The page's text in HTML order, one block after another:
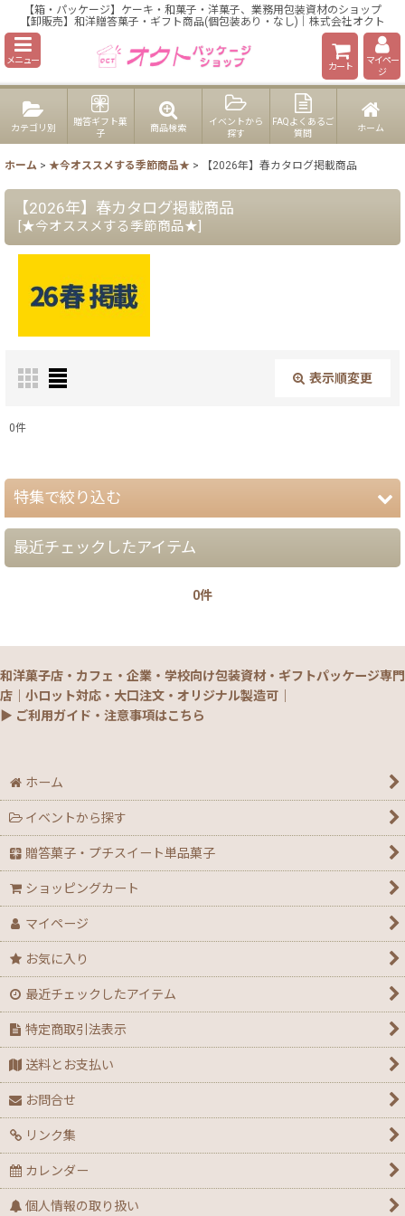
【箱・パッケージ】ケーキ・和菓子・洋菓子、業務用包装資材のショップ
【卸販売】和洋贈答菓子・ギフト商品(個包装あり・なし)｜株式会社オクト
メニュー
カート
マイペー
ジ
カテゴリ別
贈答ギフト菓
子
商品検索
イベントから
探す
FAQよくあるご
質問
ホーム
ホーム > ★今オススメする季節商品★ > 【2026年】春カタログ掲載商品
【2026年】春カタログ掲載商品
[★今オススメする季節商品★]
表示順変更
在庫あり
並び順:
絞り込む
0件
特集で絞り込む
【夏】さわやかパッケージ
【銘菓撰29・秋冬】洋菓子ギフト（贈答）
【銘菓撰29・秋冬】菓子単品・プチギフト
【秋】秋のおすすめパッケージ
【ハロウィン】★全力応援★グッズ★
【アウトレット】ハロウィン
【２０２６年】クリスマスデコ箱・ノエル箱・トレー
【クリスマス】ミニデコ箱トレー付き＜3号 4号 4.5
【クリスマス】ノエル箱
【クリスマス】★全力応援！X’masグッズ
最近チェックしたアイテム
0件
和洋菓子店・カフェ・企業・学校向け包装資材・ギフトパッケージ専門
店｜小ロット対応・大口注文・オリジナル製造可｜
▶ ご利用ガイド・注意事項はこちら
ホーム
イベントから探す
贈答菓子・プチスイート単品菓子
ショッピングカート
マイページ
お気に入り
最近チェックしたアイテム
特定商取引法表示
送料とお支払い
お問合せ
リンク集
カレンダー
個人情報の取り扱い